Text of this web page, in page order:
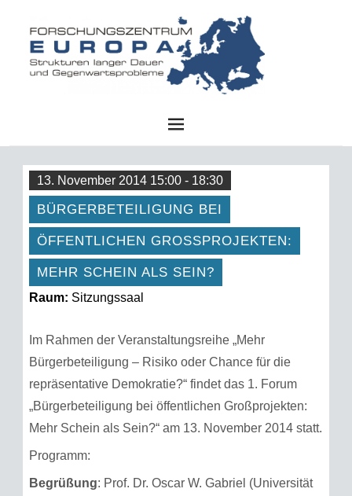
13. November 2014 15:00 - 18:30
BÜRGERBETEILIGUNG BEI
ÖFFENTLICHEN GROSSPROJEKTEN: M
EHR SCHEIN ALS SEIN?
Raum: Sitzungssaal
Im Rahmen der Veranstaltungsreihe „Mehr
Bürgerbeteiligung – Risiko oder Chance für die
repräsentative Demokratie?“ findet das 1. Forum
„Bürgerbeteiligung bei öffentlichen Großprojekten:
Mehr Schein als Sein?“ am 13. November 2014 statt.
Programm:
Begrüßung: Prof. Dr. Oscar W. Gabriel (Universität